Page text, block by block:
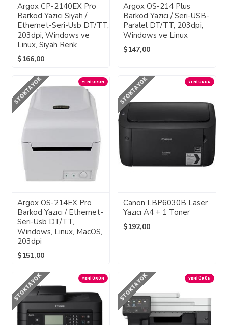
Argox CP-2140EX Pro
Barkod Yazıcı Siyah /
Ethernet-Seri-Usb DT/TT,
203dpi, Windows ve
Linux, Siyah Renk
$166,00
Argox OS-214 Plus
Barkod Yazıcı / Seri-USB-
Paralel DT/TT, 203dpi,
Windows ve Linux
$147,00
YENI ÜRÜN
STOKTA YOK
Argox OS-214EX Pro
Barkod Yazıcı / Ethernet-
Seri-Usb DT/TT,
Windows, Linux, MacOS,
203dpi
$151,00
YENI ÜRÜN
STOKTA YOK
Canon LBP6030B Laser
Yazıcı A4 + 1 Toner
$192,00
YENI ÜRÜN
STOKTA YOK YENI ÜRÜN
STOKTA YOK